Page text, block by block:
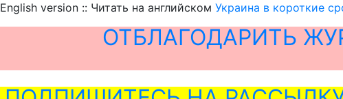
English version :: Читать на английском Украина в короткие
ОТБЛАГОДАРИТЬ